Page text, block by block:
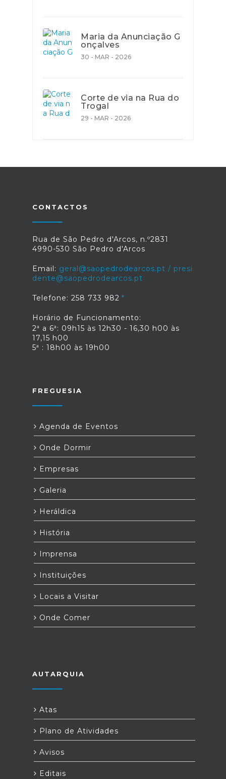
Maria da Anunciação G
onçalves
30 - MAR - 2026
Corte de via na Rua do
Trogal
29 - MAR - 2026
CONTACTOS
Rua de São Pedro d'Arcos, n.º2831
4990-530 São Pedro d'Arcos
Email: geral@saopedrodearcos.pt / presi
dente@saopedrodearcos.pt
Telefone: 258 733 982
Horário de Funcionamento:
2ª a 6ª: 09h15 às 12h30 - 16,30 h00 às
17,15 h00
5ª : 18h00 às 19h00
FREGUESIA
Agenda de Eventos
Onde Dormir
Empresas
Galeria
Heráldica
História
Imprensa
Instituições
Locais a Visitar
Onde Comer
AUTARQUIA
Atas
Plano de Atividades
Avisos
Editais